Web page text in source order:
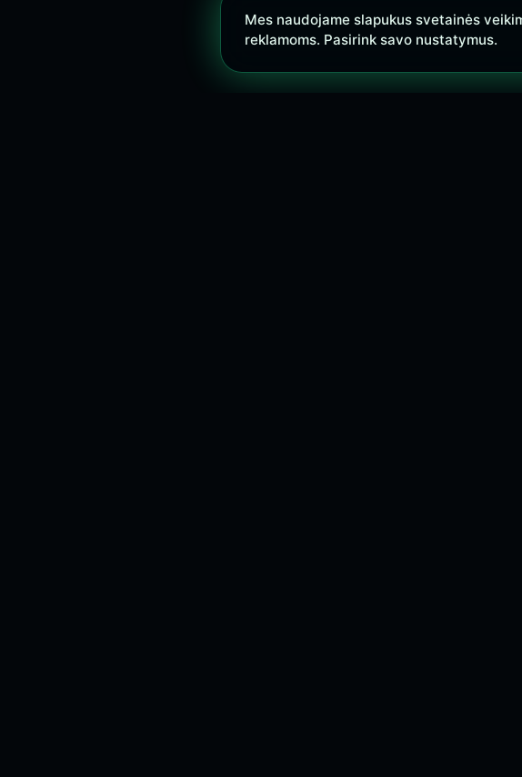
Mes naudojame slapukus svetainės
reklamoms. Pasirink savo nustatymus.